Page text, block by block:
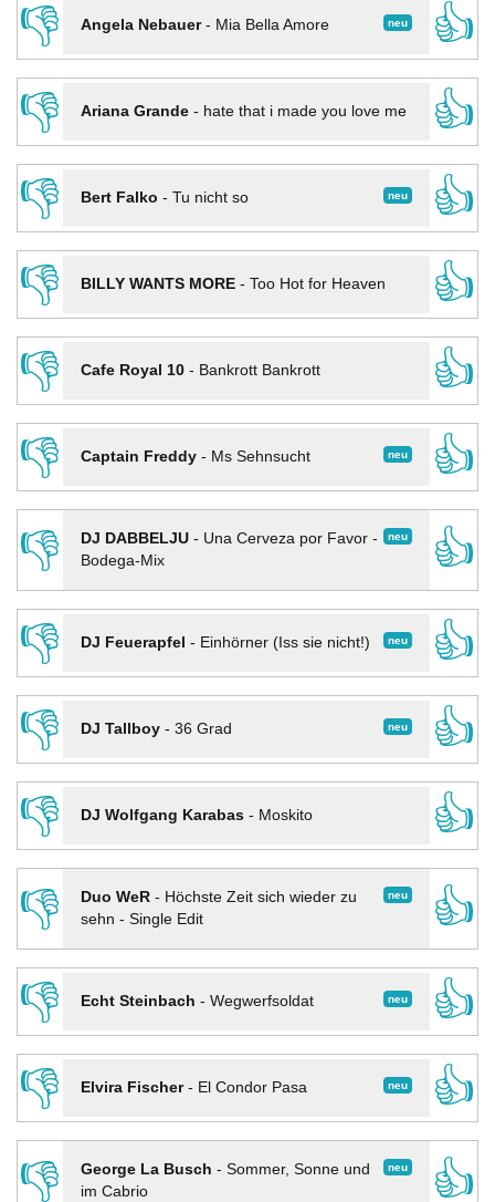
👎 neu
Angela Nebauer- Mia Bella Amore
👍
👎
Ariana Grande- hate that i made you love me
👍
👎
neu
Bert Falko - Tu nicht so
👍
👎
BILLY WANTS MORE- Too Hot for Heaven
👍
👎
Cafe Royal 10- Bankrott Bankrott
👍
👎
neu
Captain Freddy- Ms Sehnsucht
👍
👎
neu
DJ DABBELJU- Una Cerveza por Favor -
Bodega-Mix
👍
👎
neu
DJ Feuerapfel - Einhörner (Iss sie nicht!)
👍
👎
neu
DJ Tallboy- 36 Grad
👍
👎
DJ Wolfgang Karabas- Moskito
👍
👎
neu
Duo WeR- Höchste Zeit sich wieder zu
sehn - Single Edit
👍
👎
neu
Echt Steinbach - Wegwerfsoldat
👍
👎
neu
Elvira Fischer- El Condor Pasa
👍
👎
neu
George La Busch - Sommer, Sonne und
im Cabrio
👍